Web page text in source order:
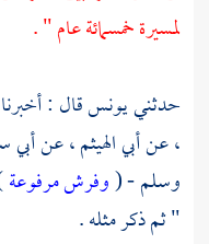
لمسيرة خمسمائة عام " .
حدثنييونسقال : أخبرنا
، عنأبي الهيثم، عنأبي
وسلم - (وفرش مرفوعة
" ثم ذكر مثله .